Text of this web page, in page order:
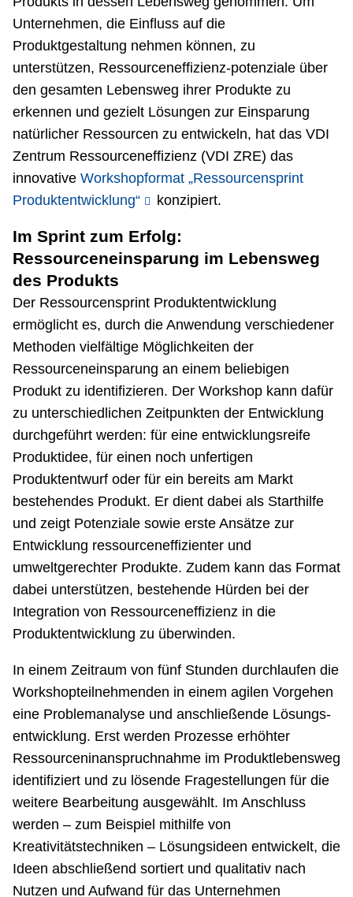
Unternehmen, die Einfluss auf die
Produktgestaltung nehmen können, zu
unterstützen, Ressourceneffizienz-potenziale über
den gesamten Lebensweg ihrer Produkte zu
erkennen und gezielt Lösungen zur Einsparung
natürlicher Ressourcen zu entwickeln, hat das VDI
Zentrum Ressourceneffizienz (VDI ZRE) das
innovative Workshopformat „Ressourcensprint
Produktentwicklung“
konzipiert.
Im Sprint zum Erfolg:
Ressourceneinsparung im Lebensweg
des Produkts
Der Ressourcensprint Produktentwicklung
ermöglicht es, durch die Anwendung verschiedener
Methoden vielfältige Möglichkeiten der
Ressourceneinsparung an einem beliebigen
Produkt zu identifizieren. Der Workshop kann dafür
zu unterschiedlichen Zeitpunkten der Entwicklung
durchgeführt werden: für eine entwicklungsreife
Produktidee, für einen noch unfertigen
Produktentwurf oder für ein bereits am Markt
bestehendes Produkt. Er dient dabei als Starthilfe
und zeigt Potenziale sowie erste Ansätze zur
Entwicklung ressourceneffizienter und
umweltgerechter Produkte. Zudem kann das Format
dabei unterstützen, bestehende Hürden bei der
Integration von Ressourceneffizienz in die
Produktentwicklung zu überwinden.
In einem Zeitraum von fünf Stunden durchlaufen die
Workshopteilnehmenden in einem agilen Vorgehen
eine Problemanalyse und anschließende Lösungs-
entwicklung. Erst werden Prozesse erhöhter
Ressourceninanspruchnahme im Produktlebensweg
identifiziert und zu lösende Fragestellungen für die
weitere Bearbeitung ausgewählt. Im Anschluss
werden – zum Beispiel mithilfe von
Kreativitätstechniken – Lösungsideen entwickelt, die
Ideen abschließend sortiert und qualitativ nach
Nutzen und Aufwand für das Unternehmen